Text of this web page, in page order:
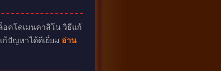
อคโดเมนคาสิโน วิธีแก้
ก้ปัญหาได้ดีเยี่ยม อ่าน